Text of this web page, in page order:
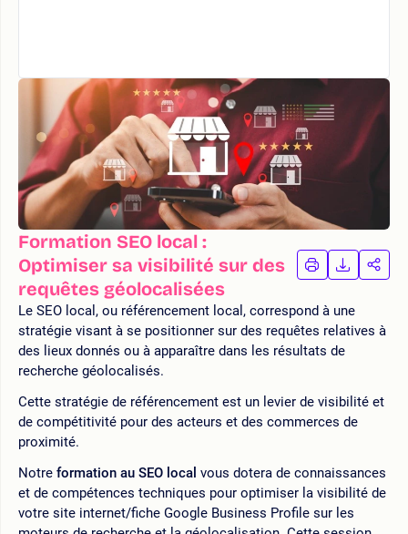
Formation SEO local :
Optimiser sa visibilité sur des
requêtes géolocalisées
IMPRIMER
LA
LA
Le SEO local, ou référencement local, correspond à une
stratégie visant à se positionner sur des requêtes relatives à
des lieux donnés ou à apparaître dans les résultats de
recherche géolocalisés.
Cette stratégie de référencement est un levier de visibilité et
de compétitivité pour des acteurs et des commerces de
proximité.
Notre formation au SEO local vous dotera de connaissances
et de compétences techniques pour optimiser la visibilité de
votre site internet/fiche Google Business Profile sur les